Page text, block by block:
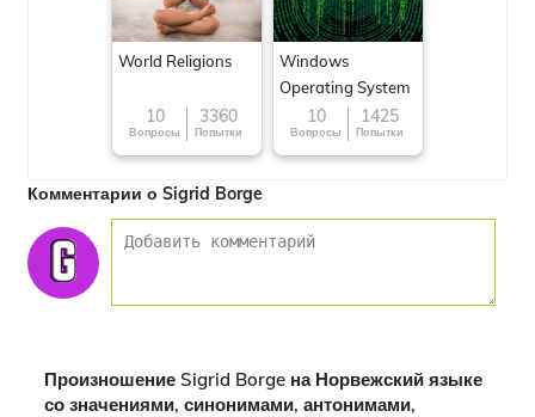
World Religions
10
Вопросы
3360
Попытки
Windows
Operating System
10
Вопросы
1425
Попытки
Комментарии о Sigrid Borge
Произношение Sigrid Borge на Норвежский языке
со значениями, синонимами, антонимами,